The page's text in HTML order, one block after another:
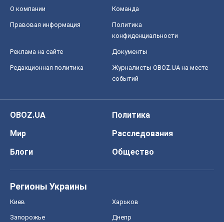
О компании Команда
Правовая информация
Политика
конфиденциальности
Реклама на сайте Документы
Редакционная политика
Журналисты OBOZ.UA на месте
событий
OBOZ.UA
Политика
Мир
Расследования
Блоги
Общество
Регионы Украины
Киев Харьков
Запорожье Днепр